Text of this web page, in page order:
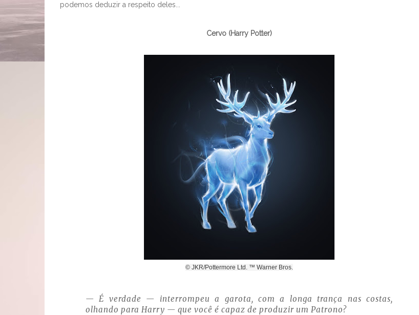
podemos deduzir a respeito deles...
Cervo (Harry Potter)
© JKR/Pottermore Ltd. ™ Warner Bros.
— É verdade — interrompeu a garota, com a longa trança nas costas,
olhando para Harry — que você é capaz de produzir um Patrono?